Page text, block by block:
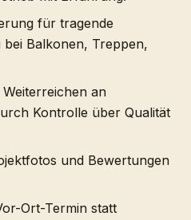
für tragende
bei Balkonen, Treppen,
Weiterreichen an
Kontrolle über Qualität
und Bewertungen
Ort-Termin statt